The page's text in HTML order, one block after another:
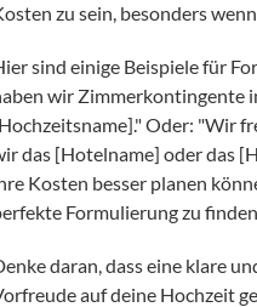
zu sein, besonders
sind einige Beispiele für
wir Zimmerkontingente
Oder: "Wir
das [Hotelname] oder das
Kosten besser planen
Formulierung zu
daran, dass eine klare
auf deine Hochzeit